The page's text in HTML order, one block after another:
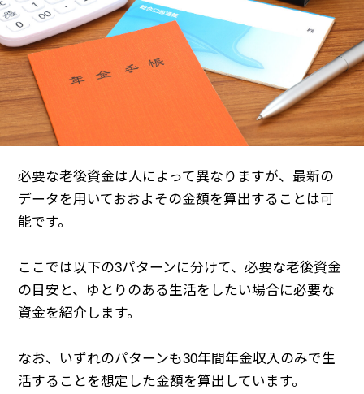
必要な老後資金は人によって異なりますが、最新の
データを用いておおよその金額を算出することは可
能です。
ここでは以下の3パターンに分けて、必要な老後資金
の目安と、ゆとりのある生活をしたい場合に必要な
資金を紹介します。
なお、いずれのパターンも30年間年金収入のみで生
活することを想定した金額を算出しています。